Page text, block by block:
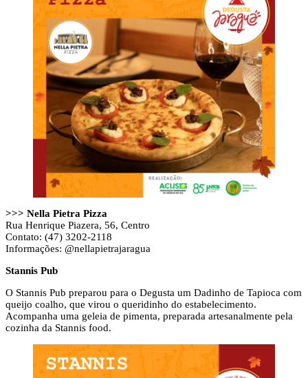
>>> Nella Pietra Pizza
Rua Henrique Piazera, 56, Centro
Contato: (47) 3202-2118
Informações: @nellapietrajaragua
Stannis Pub
O Stannis Pub preparou para o Degusta um Dadinho de Tapioca com
queijo coalho, que virou o queridinho do estabelecimento.
Acompanha uma geleia de pimenta, preparada artesanalmente pela
cozinha da Stannis food.